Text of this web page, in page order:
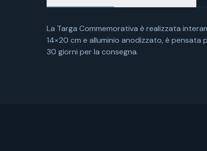
La Targa Commemorativa è realizzata
14×20 cm e alluminio anodizzato, è
30 giorni per la consegna.